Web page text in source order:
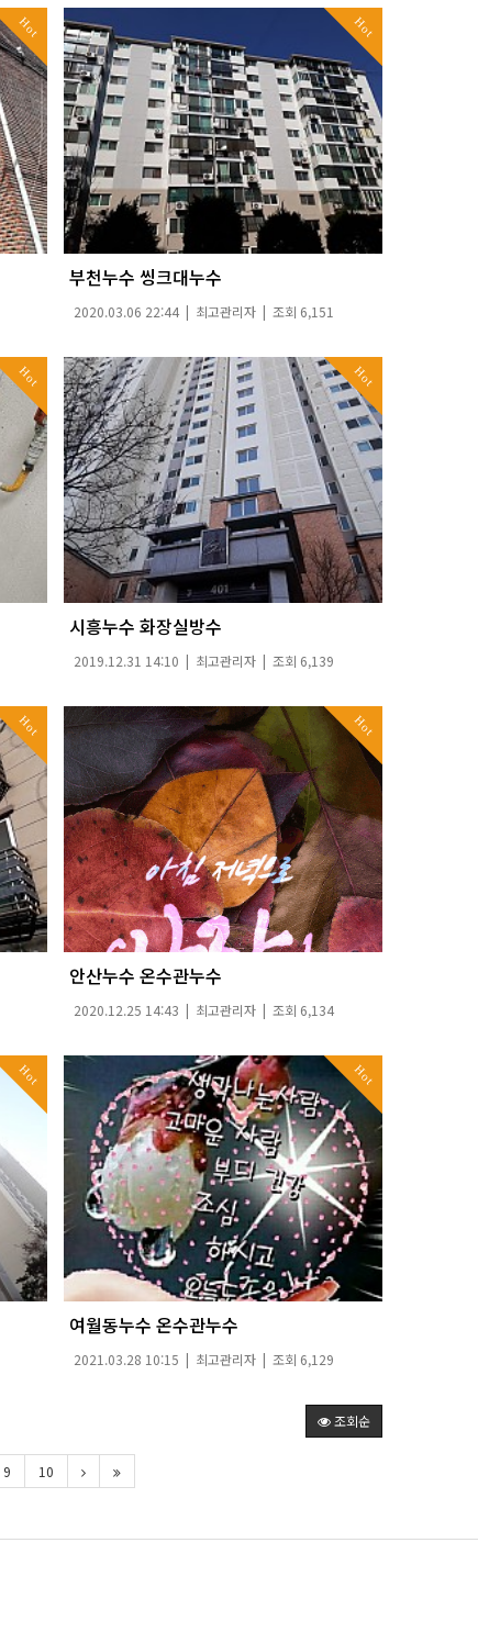
Hot Hot
부천누수 씽크대누수
2020.03.06 22:44 | 최고관리자| 조회 6,151
Hot Hot
시흥누수 화장실방수
2019.12.31 14:10 | 최고관리자| 조회 6,139
Hot Hot
안산누수 온수관누수
2020.12.25 14:43 | 최고관리자| 조회 6,134
Hot Hot
여월동누수 온수관누수
2021.03.28 10:15 | 최고관리자| 조회 6,129
조회순
9 10